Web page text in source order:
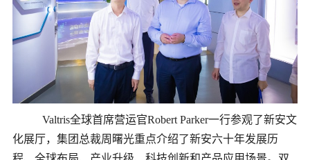
Valtris全球首席营运官Robert Parker一行参观了新安文
化展厅，集团总裁周 曙光重点介绍了新安六十年发展历